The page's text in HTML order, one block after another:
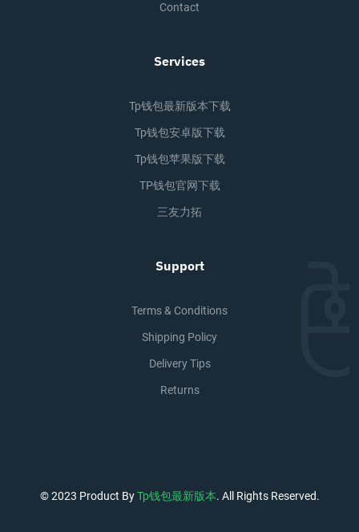
Contact
Services
Tp钱包最新版本下载
Tp钱包安卓版下载
Tp钱包苹果版下载
TP钱包官网下载
三友力拓
Support
Terms & Conditions
Shipping Policy
Delivery Tips
Returns
© 2023 Product ByTp钱包最新版本. All Rights Reserved.